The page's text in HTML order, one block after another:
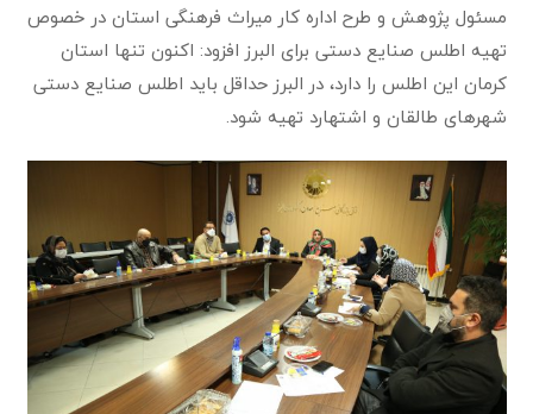
مسئول پژوهش و طرح اداره کار میراث فرهنگی استان در خصوص
تهیه اطلس صنایع دستی برای البرز افزود: اکنون تنها استان
کرمان این اطلس را دارد، در البرز حداقل باید اطلس صنایع دستی
شهرهای طالقان و اشتهارد تهیه شود‌.